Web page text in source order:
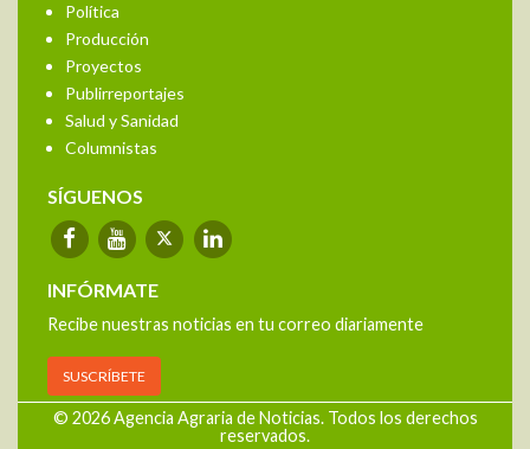
Política
Producción
Proyectos
Publirreportajes
Salud y Sanidad
Columnistas
SÍGUENOS
INFÓRMATE
Recibe nuestras noticias en tu correo diariamente
SUSCRÍBETE
© 2026 Agencia Agraria de Noticias. Todos los derechos
reservados.